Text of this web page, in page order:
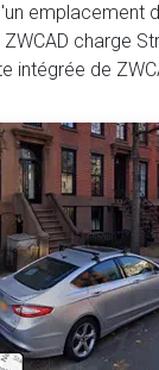
emplacement
charge
intégrée de